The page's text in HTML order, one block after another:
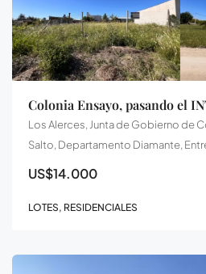
Colonia Ensayo, pasando el
Los Alerces, Junta de Gobierno de
Salto, Departamento Diamante,
US$14.000
LOTES, RESIDENCIALES